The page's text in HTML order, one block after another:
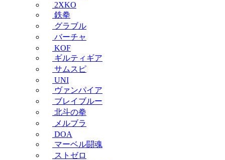
2XKO
鉄拳
グラブル
バーチャ
KOF
ギルティギア
サムスピ
UNI
ヴァンパイア
ブレイブルー
北斗の拳
メルブラ
DOA
マーベル闘魂
ストゼロ